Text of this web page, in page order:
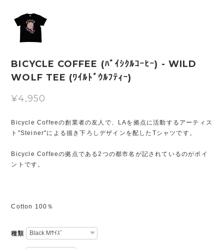
BICYCLE COFFEE (ﾊﾞｲｼｸﾙｺｰﾋｰ) - WILD
WOLF TEE (ﾜｲﾙﾄﾞｳﾙﾌﾃｨｰ)
¥4,950
Bicycle Coffeeの創業者の友人で、LAを拠点に活動するアーティス
ト"Steiner"による描き下ろしデザインを配したTシャツです。
Bicycle Coffeeの拠点である2つの都市名が記されているのがポイ
ントです。
Cotton 100％
種類